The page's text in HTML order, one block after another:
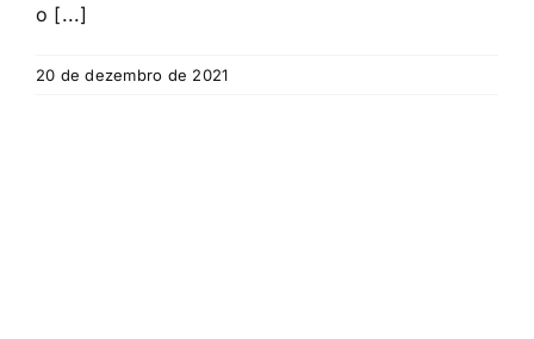
o [...]
20 de dezembro de 2021